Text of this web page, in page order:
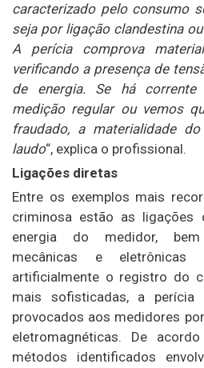
caracterizado pelo consumo
seja por ligação clandestina
A perícia comprova
verificando a presença de
de energia. Se há
medição regular ou vemos
fraudado, a materialidade
laudo“, explica o profissional.
Ligações diretas
Entre os exemplos mais
criminosa estão as ligações
energia do medidor,
mecânicas e eletrônicas
artificialmente o registro do
mais sofisticadas, a perícia
provocados aos medidores
eletromagnéticas. De
métodos identificados